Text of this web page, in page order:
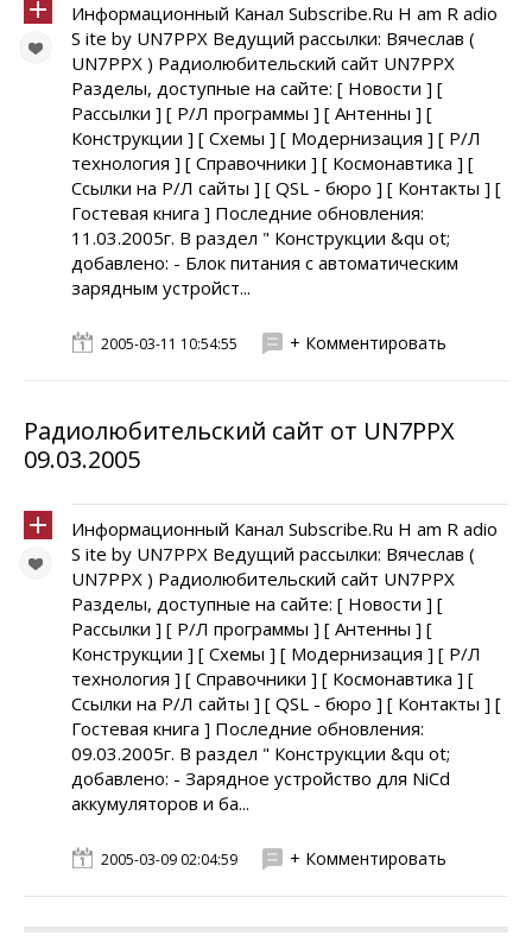
Информационный Канал Subscribe.Ru H am R adio
S ite by UN7PPX Ведущий рассылки: Вячеслав (
UN7PPX ) Радиолюбительский сайт UN7PPX
Разделы, доступные на сайте: [ Новости ] [
Рассылки ] [ Р/Л программы ] [ Антенны ] [
Конструкции ] [ Схемы ] [ Модернизация ] [ Р/Л
технология ] [ Справочники ] [ Космонавтика ] [
Ссылки на Р/Л сайты ] [ QSL - бюро ] [ Контакты ] [
Гостевая книга ] Последние обновления:
11.03.2005г. В раздел " Конструкции &qu ot;
добавлено: - Блок питания с автоматическим
зарядным устройст...
2005-03-11 10:54:55 + Комментировать
Радиолюбительский сайт от UN7PPX
09.03.2005
Информационный Канал Subscribe.Ru H am R adio
S ite by UN7PPX Ведущий рассылки: Вячеслав (
UN7PPX ) Радиолюбительский сайт UN7PPX
Разделы, доступные на сайте: [ Новости ] [
Рассылки ] [ Р/Л программы ] [ Антенны ] [
Конструкции ] [ Схемы ] [ Модернизация ] [ Р/Л
технология ] [ Справочники ] [ Космонавтика ] [
Ссылки на Р/Л сайты ] [ QSL - бюро ] [ Контакты ] [
Гостевая книга ] Последние обновления:
09.03.2005г. В раздел " Конструкции &qu ot;
добавлено: - Зарядное устройство для NiCd
аккумуляторов и ба...
2005-03-09 02:04:59 + Комментировать